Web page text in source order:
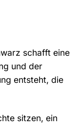
schafft eine
und der
entsteht, die
sitzen, ein